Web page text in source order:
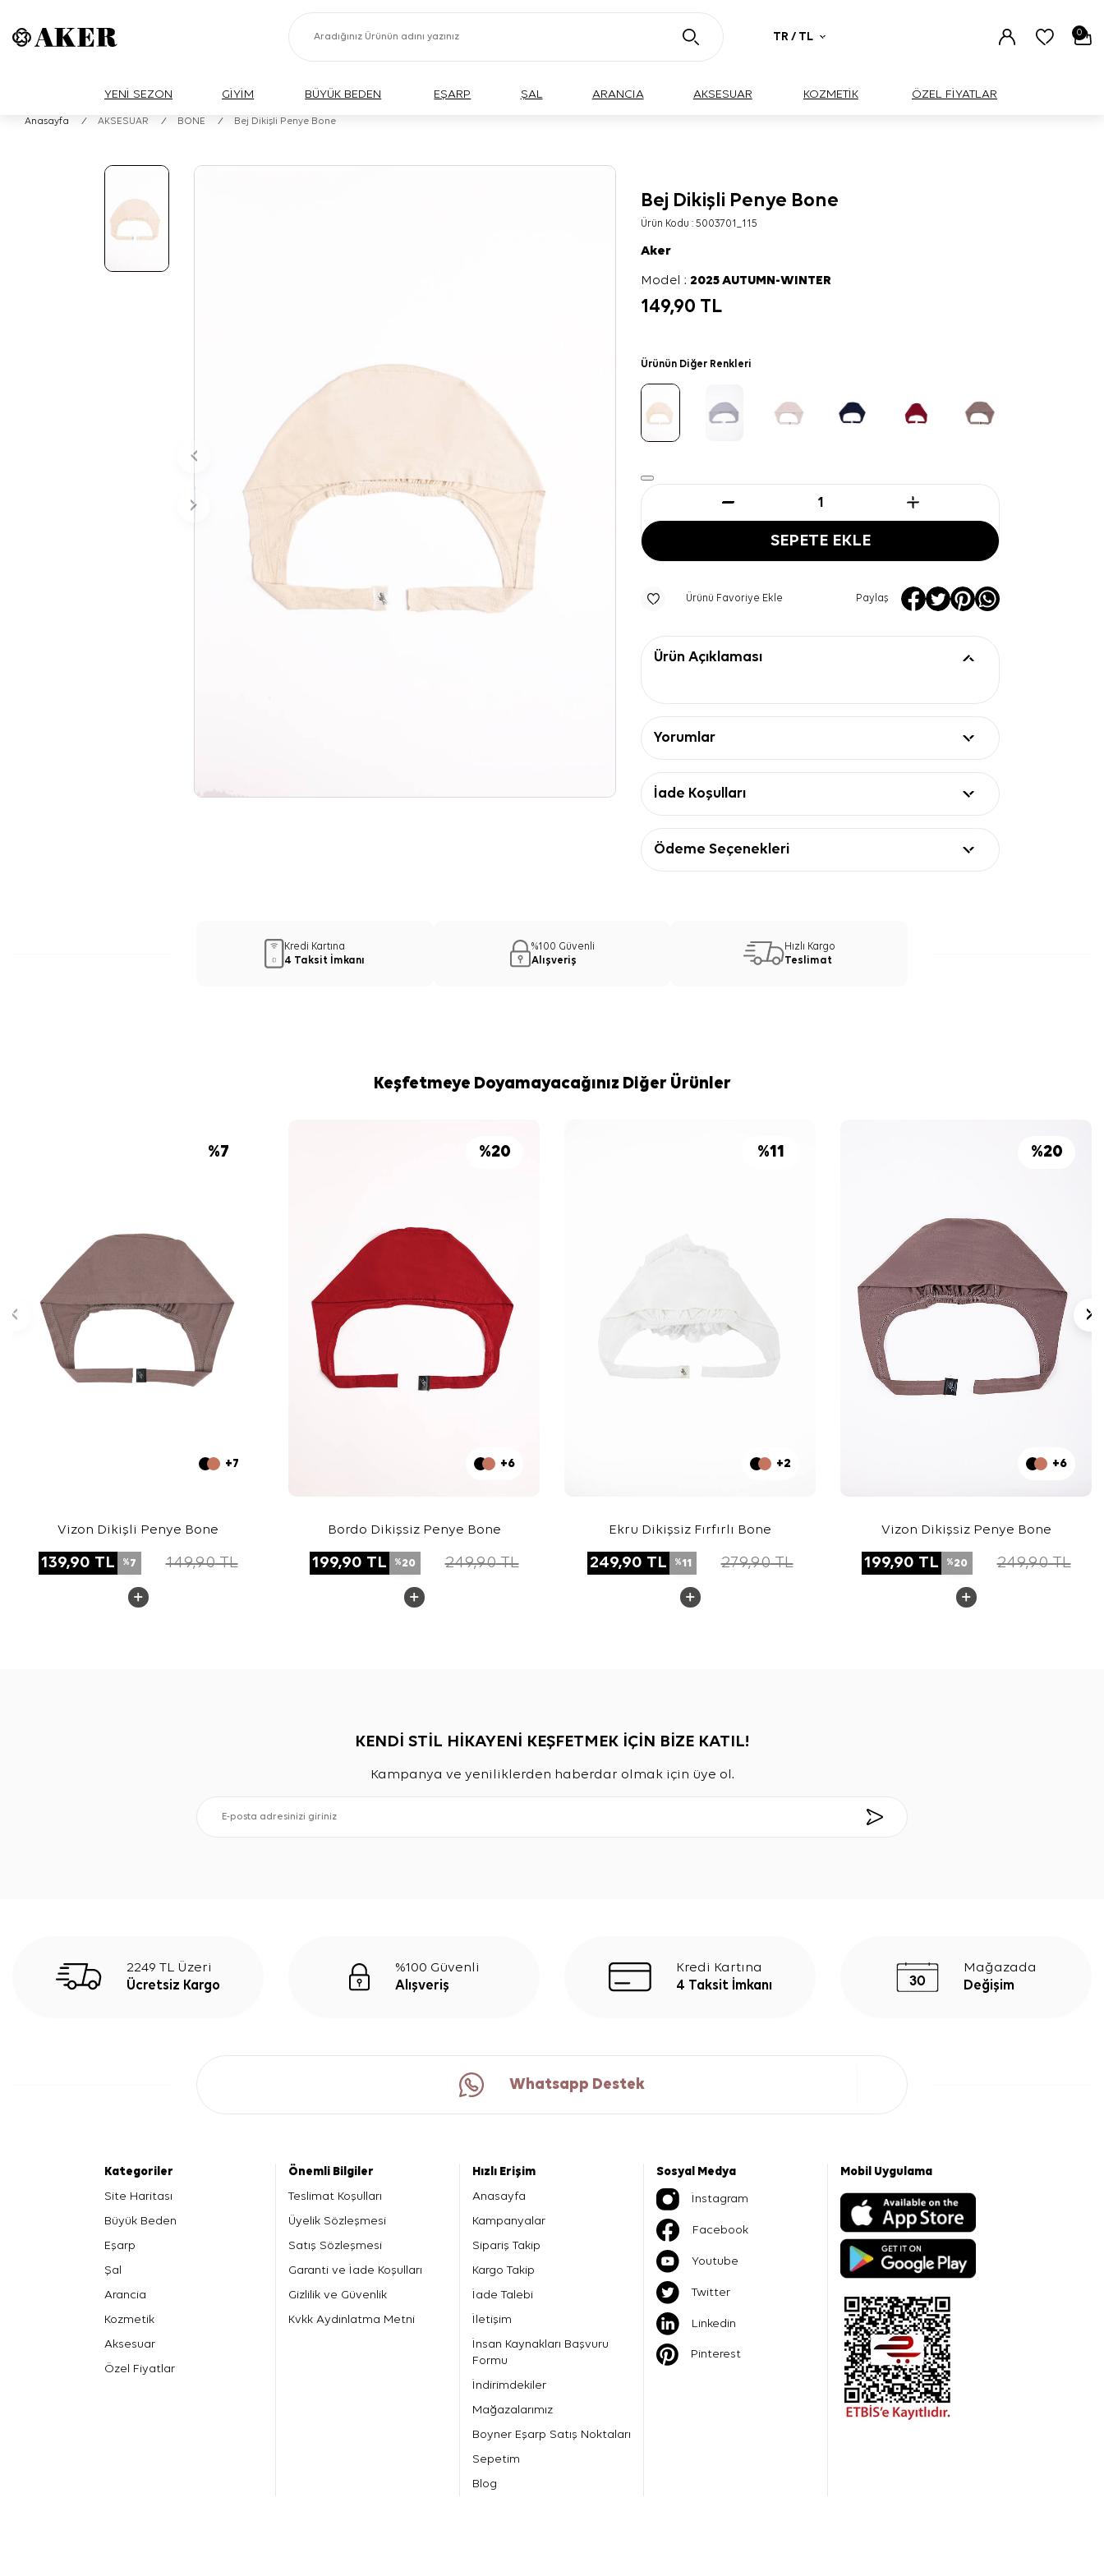
TR / TL 0
YENİ SEZON GİYİM BÜYÜK BEDEN EŞARP ŞAL ARANCIA AKSESUAR KOZMETİK ÖZEL FİYATLAR
Anasayfa / AKSESUAR / BONE / Bej Dikişli Penye Bone
Bej Dikişli Penye Bone
Ürün Kodu :5003701_115
Aker
Model :2025 AUTUMN-WINTER
149,90 TL
Ürünün Diğer Renkleri
SEPETE EKLE
Ürünü Favoriye Ekle Paylaş
Ürün Açıklaması
Yorumlar
İade Koşulları
Ödeme Seçenekleri
Kredi Kartına
4 Taksit İmkanı
%100 Güvenli
Alışveriş
Hızlı Kargo
Teslimat
Keşfetmeye Doyamayacağınız Diğer Ürünler
%7
+7
Vizon Dikişli Penye Bone
139,90 TL %7 149,90TL
%20
+6
Bordo Dikişsiz Penye Bone
199,90 TL %20 249,90TL
%11
+2
Ekru Dikişsiz Fırfırlı Bone
249,90 TL %11 279,90TL
%20
+6
Vizon Dikişsiz Penye Bone
199,90 TL %20 249,90TL
KENDİ STİL HİKAYENİ KEŞFETMEK İÇİN BİZE KATIL!
Kampanya ve yeniliklerden haberdar olmak için üye ol.
2249 TL Üzeri
Ücretsiz Kargo
%100 Güvenli
Alışveriş
Kredi Kartına
4 Taksit İmkanı
Mağazada
Değişim
Whatsapp Destek
Kategoriler
Site Haritası
Büyük Beden
Eşarp
Şal
Arancia
Kozmetik
Aksesuar
Özel Fiyatlar
Önemli Bilgiler
Teslimat Koşulları
Üyelik Sözleşmesi
Satış Sözleşmesi
Garanti ve İade Koşulları
Gizlilik ve Güvenlik
Kvkk Aydınlatma Metni
Hızlı Erişim
Anasayfa
Kampanyalar
Sipariş Takip
Kargo Takip
İade Talebi
İletişim
İnsan Kaynakları Başvuru
Formu
İndirimdekiler
Mağazalarımız
Boyner Eşarp Satış Noktaları
Sepetim
Blog
Sosyal Medya
İnstagram
Facebook
Youtube
Twitter
Linkedin
Pinterest
Mobil Uygulama